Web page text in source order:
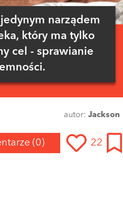
narządem
który ma tylko
cel - sprawianie
autor: Jackson
(0) 22